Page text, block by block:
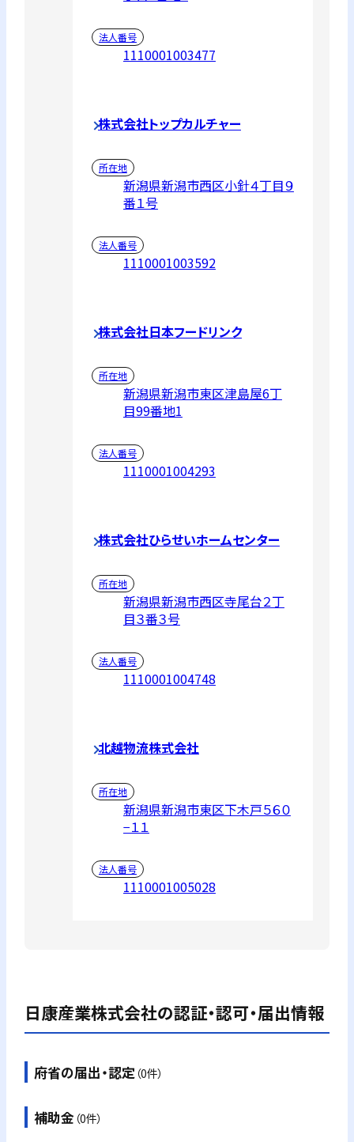
法人番号
1110001003477
株式会社トップカルチャー
所在地
新潟県新潟市西区小針４丁目９
番１号
法人番号
1110001003592
株式会社日本フードリンク
所在地
新潟県新潟市東区津島屋6丁
目99番地1
法人番号
1110001004293
株式会社ひらせいホームセンター
所在地
新潟県新潟市西区寺尾台２丁
目３番３号
法人番号
1110001004748
北越物流株式会社
所在地
新潟県新潟市東区下木戸５６０
−１１
法人番号
1110001005028
日康産業株式会社の認証・認可・届出情報
府省の届出・認定 （0件）
補助金 （0件）